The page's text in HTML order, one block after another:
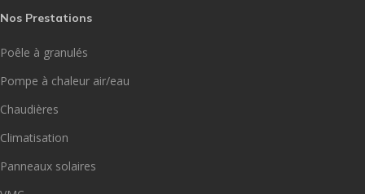
Nos Prestations
Poêle à granulés
Pompe à chaleur air/eau
Chaudières
Climatisation
Panneaux solaires